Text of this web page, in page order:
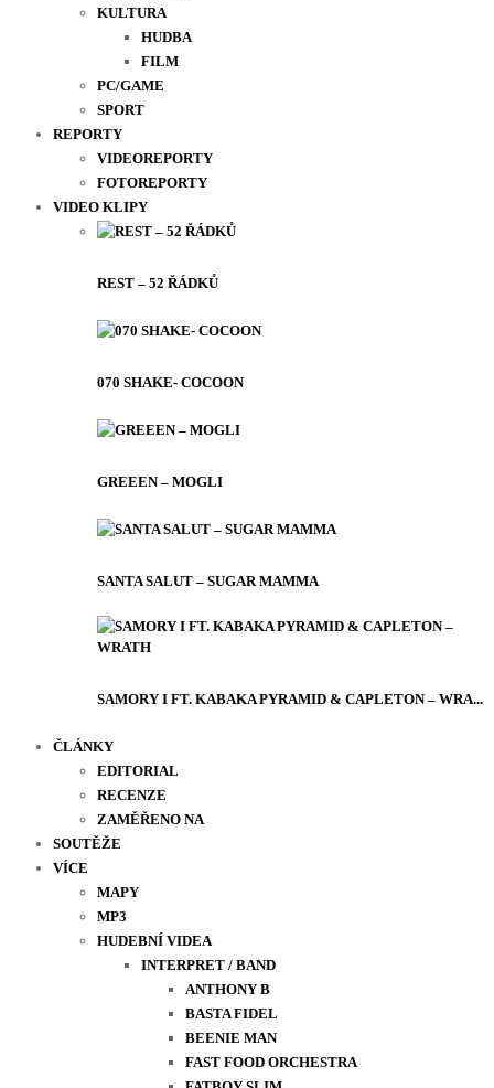
KULTURA
HUDBA
FILM
PC/GAME
SPORT
REPORTY
VIDEOREPORTY
FOTOREPORTY
VIDEO KLIPY
REST – 52 ŘÁDKŮ
070 SHAKE- COCOON
GREEEN – MOGLI
SANTA SALUT – SUGAR MAMMA
SAMORY I FT. KABAKA PYRAMID & CAPLETON – WRA...
ČLÁNKY
EDITORIAL
RECENZE
ZAMĚŘENO NA
SOUTĚŽE
VÍCE
MAPY
MP3
HUDEBNÍ VIDEA
INTERPRET / BAND
ANTHONY B
BASTA FIDEL
BEENIE MAN
FAST FOOD ORCHESTRA